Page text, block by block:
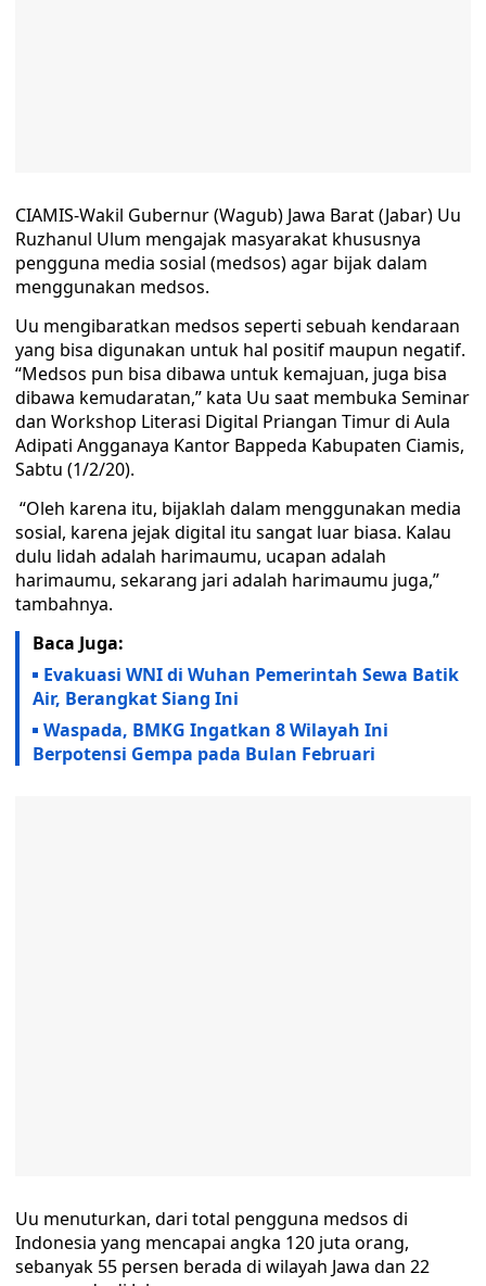
CIAMIS-Wakil Gubernur (Wagub) Jawa Barat (Jabar) Uu
Ruzhanul Ulum mengajak masyarakat khususnya
pengguna media sosial (medsos) agar bijak dalam
menggunakan medsos.
Uu mengibaratkan medsos seperti sebuah kendaraan
yang bisa digunakan untuk hal positif maupun negatif.
“Medsos pun bisa dibawa untuk kemajuan, juga bisa
dibawa kemudaratan,” kata Uu saat membuka Seminar
dan Workshop Literasi Digital Priangan Timur di Aula
Adipati Angganaya Kantor Bappeda Kabupaten Ciamis,
Sabtu (1/2/20).
“Oleh karena itu, bijaklah dalam menggunakan media
sosial, karena jejak digital itu sangat luar biasa. Kalau
dulu lidah adalah harimaumu, ucapan adalah
harimaumu, sekarang jari adalah harimaumu juga,”
tambahnya.
Baca Juga:
Evakuasi WNI di Wuhan Pemerintah Sewa Batik
Air, Berangkat Siang Ini
Waspada, BMKG Ingatkan 8 Wilayah Ini
Berpotensi Gempa pada Bulan Februari
Uu menuturkan, dari total pengguna medsos di
Indonesia yang mencapai angka 120 juta orang,
sebanyak 55 persen berada di wilayah Jawa dan 22